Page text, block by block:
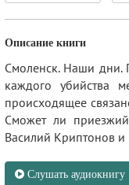
Описание книги
Смоленск. Наши дни.
каждого убийства
происходящее
Сможет ли
Василий Криптонов
Слушать аудиокнигу